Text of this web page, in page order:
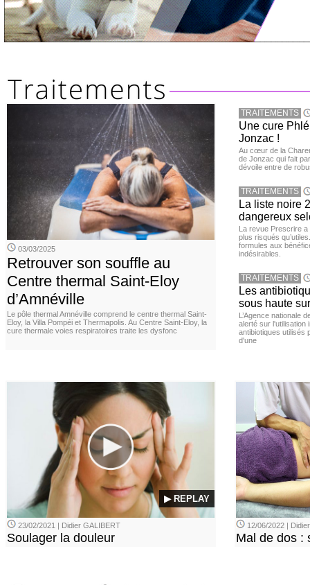
03/03/2025
Retrouver son souffle au
Centre thermal Saint-Eloy
d’Amnéville
Le pôle thermal Amnéville comprend le centre thermal Saint-
Eloy, la Villa Pompéi et Thermapolis. Au Centre Saint-Eloy, la
cure thermale voies respiratoires traite les dysfonc
TRAITEMENTS
Une cure
Jonzac !
Au cœur de la
de Jonzac qui fait
dévoile entre de
TRAITEMENTS
La liste noire
dangereux
La revue Prescrire
plus risqués
formules aux
indésirables.
TRAITEMENTS
Les
sous haute
L’Agence nationale
alerté sur l'utilisation
antibiotiques utilisés
d'une
▶ REPLAY
23/02/2021 | Didier GALIBERT
Soulager la douleur
12/06/2022 |
Mal de dos :